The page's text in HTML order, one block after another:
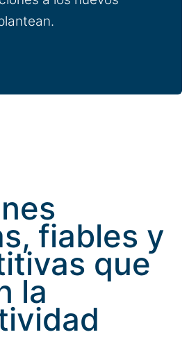
fiables y
que
la